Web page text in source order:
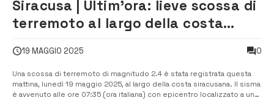
Siracusa | Ultim’ora: lieve scossa di
terremoto al largo della costa
19 MAGGIO 2025 0
Una scossa di terremoto di magnitudo 2.4 è stata registrata questa
mattina, lunedì 19 maggio 2025, al largo della costa siracusana. Il sisma
è avvenuto alle ore 07:35 (ora italiana) con epicentro localizzato a una